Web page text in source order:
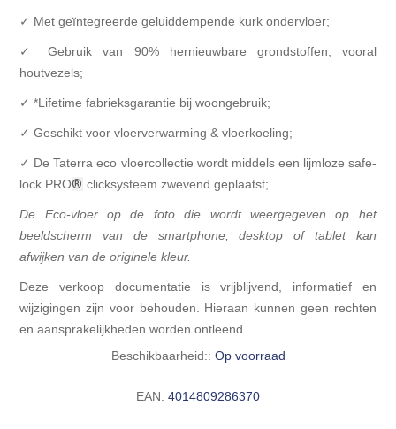
✓ Met geïntegreerde geluiddempende kurk ondervloer;
✓ Gebruik van 90% hernieuwbare grondstoffen, vooral
houtvezels;
✓ *Lifetime fabrieksgarantie bij woongebruik;
✓ Geschikt voor vloerverwarming & vloerkoeling;
✓ De Taterra eco vloercollectie wordt middels een lijmloze safe-
lock PRO® clicksysteem zwevend geplaatst;
De Eco-vloer op de foto die wordt weergegeven op het
beeldscherm van de smartphone, desktop of tablet kan
afwijken van de originele kleur.
Deze verkoop documentatie isvrijblijvend, informatief en
wijzigingen zijn voor behouden. Hieraan kunnen geen rechten
en aansprakelijkheden worden ontleend.
Beschikbaarheid:: Op voorraad
EAN: 4014809286370